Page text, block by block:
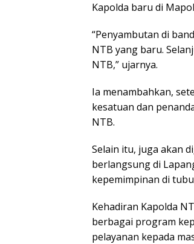
Kapolda baru di
“Penyambutan di
NTB yang baru.
NTB,” ujarnya.
Ia menambahkan,
kesatuan dan
NTB.
Selain itu, juga akan
berlangsung di
kepemimpinan di
Kehadiran Kapolda
berbagai program
pelayanan kepada